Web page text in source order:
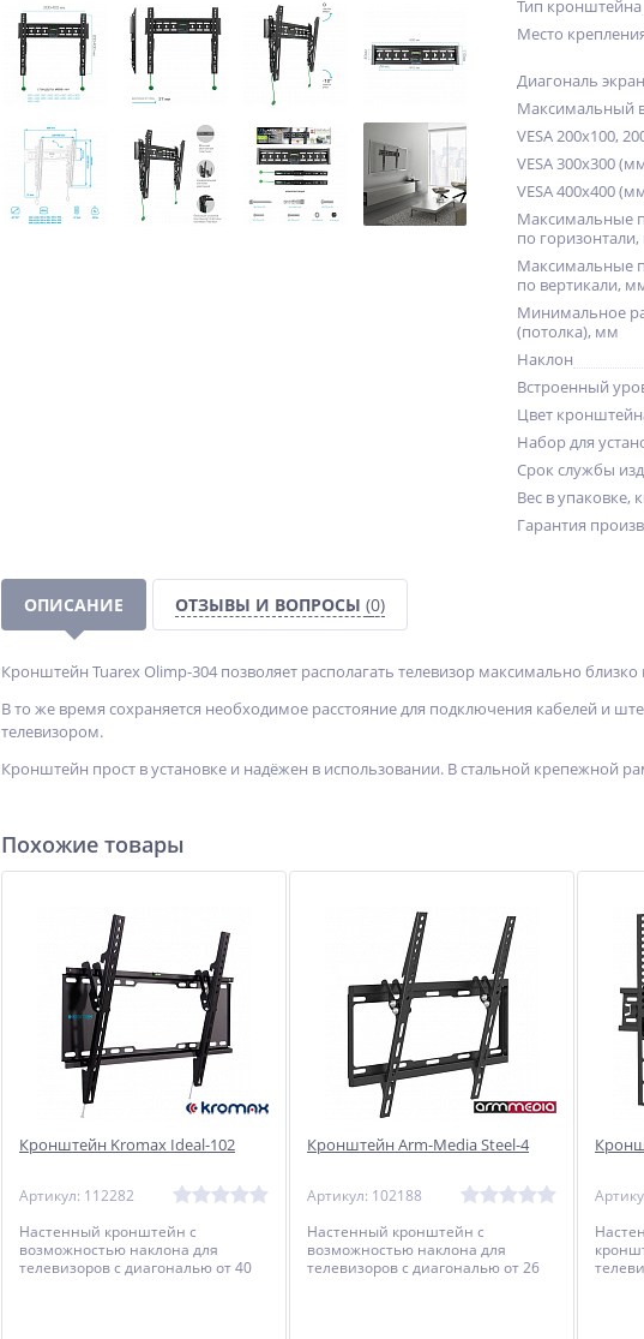
Тип кронштейна
Место
Диагональ
Максимальный
VESA 200x100,
VESA 300x300
VESA 400x400
Максимальные
по
Максимальные
по вертикали,
Минимальное
(потолка), мм
Наклон
Встроенный
Цвет
Набор для
Срок службы
Вес в упаковке,
Гарантия
ОПИСАНИЕ ОТЗЫВЫ И ВОПРОСЫ (0)
Кронштейн Tuarex Olimp-304 позволяет располагать телевизор максимально близко
В то же время сохраняется необходимое расстояние для подключения кабелей и
телевизором.
Кронштейн прост в установке и надёжен в использовании. В стальной крепежной
Похожие товары
Кронштейн Kromax Ideal-102
Артикул: 112282
Настенный кронштейн с
возможностью наклона для
телевизоров с диагональю от 40
Кронштейн Arm-Media Steel-4
Артикул: 102188
Настенный кронштейн с
возможностью наклона для
телевизоров с диагональю от 26